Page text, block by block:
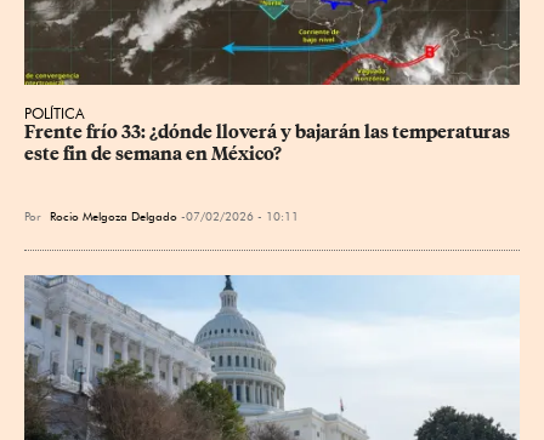
POLÍTICA
Frente frío 33: ¿dónde lloverá y bajarán las temperaturas
este fin de semana en México?
Por Rocio Melgoza Delgado 07/02/2026 - 10:11